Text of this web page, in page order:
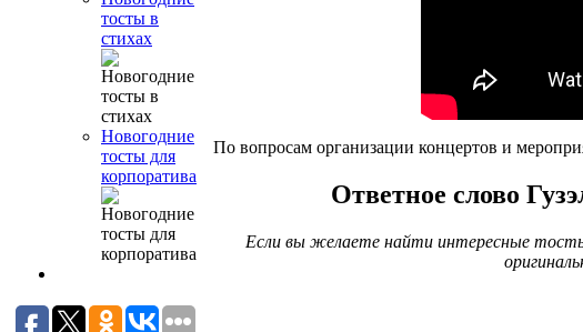
тосты в
стихах
Новогодние
тосты для
корпоратива
По вопросам организации концертов и
Ответное слово
Если вы желаете найти интересные